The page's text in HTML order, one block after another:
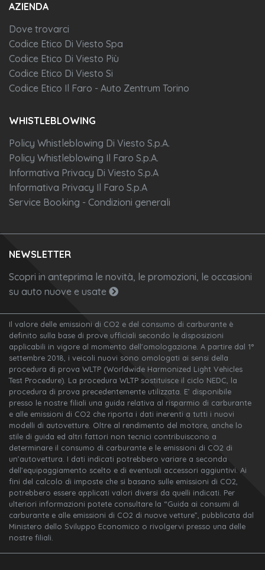
AZIENDA
Dove trovarci
Codice Etico Di Viesto Spa
Codice Etico Di Viesto Più
Codice Etico Di Viesto Si
Codice Etico Il Faro - Auto Zentrum Torino
WHISTLEBLOWING
Policy Whistleblowing Di Viesto S.p.A.
Policy Whistleblowing Il Faro S.p.A.
Informativa Privacy Di Viesto S.p.A
Informativa Privacy Il Faro S.p.A
Service Booking - Condizioni generali
NEWSLETTER
Scopri in anteprima le novità, le promozioni, le occasioni
su auto nuove e usate
Il valore delle emissioni di CO2 e del consumo di carburante è
definito sulla base di prove ufficiali secondo le disposizioni
applicabili in vigore al momento dell'omologazione. A partire dal 1°
settembre 2018, i veicoli nuovi sono omologati ai sensi della
procedura di prova WLTP (Worldwide Harmonized Light Vehicles
Test Procedure). La procedura WLTP sostituisce il ciclo NEDC, la
procedura di prova precedentemente utilizzata. E’ disponibile
presso le nostre filiali una guida relativa al risparmio di carburante
e alle emissioni di CO2 che riporta i dati inerenti a tutti i nuovi
modelli di autovetture. Oltre al rendimento del motore, anche lo
stile di guida ed altri fattori non tecnici contribuiscono a
determinare il consumo di carburante e le emissioni di CO2 di
un’autovettura. I dati indicati potrebbero variare a seconda
dell’equipaggiamento scelto e di eventuali accessori aggiuntivi. Ai
fini del calcolo di imposte che si basano sulle emissioni di CO2,
potrebbero essere applicati valori diversi da quelli indicati. Per
ulteriori informazioni potete consultare la “Guida ai consumi di
carburante e alle emissioni di CO2 di nuove vetture”, pubblicata dal
Ministero dello Sviluppo Economico o rivolgervi presso una delle
nostre filiali.